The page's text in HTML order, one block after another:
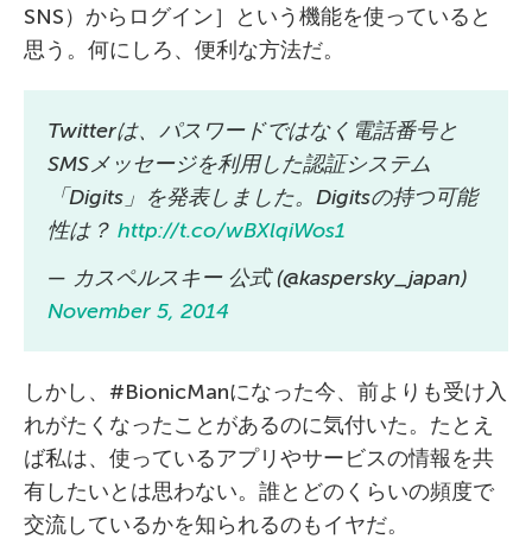
SNS）からログイン］という機能を使っていると
思う。何にしろ、便利な方法だ。
Twitterは、パスワードではなく電話番号と
SMSメッセージを利用した認証システム
「Digits」を発表しました。Digitsの持つ可能
性は？ http://t.co/wBXlqiWos1
— カスペルスキー 公式 (@kaspersky_japan)
November 5, 2014
しかし、#BionicManになった今、前よりも受け入
れがたくなったことがあるのに気付いた。たとえ
ば私は、使っているアプリやサービスの情報を共
有したいとは思わない。誰とどのくらいの頻度で
交流しているかを知られるのもイヤだ。